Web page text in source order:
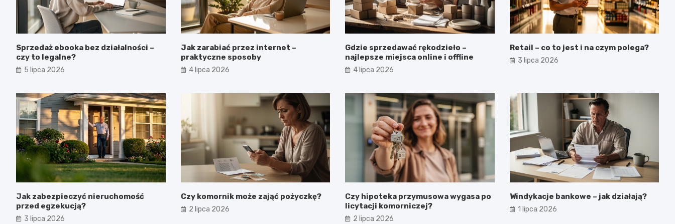
Sprzedaż ebooka bez działalności –
czy to legalne?
5 lipca 2026
Jak zarabiać przez internet –
praktyczne sposoby
4 lipca 2026
Gdzie sprzedawać rękodzieło –
najlepsze miejsca online i offline
4 lipca 2026
Retail – co to jest i na czym polega?
3 lipca 2026
Jak zabezpieczyć nieruchomość
przed egzekucją?
3 lipca 2026
Czy komornik może zająć pożyczkę?
2 lipca 2026
Czy hipoteka przymusowa wygasa po
licytacji komorniczej?
2 lipca 2026
Windykacje bankowe – jak działają?
1 lipca 2026